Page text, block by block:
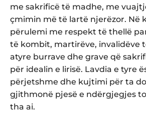
me sakrificë të madhe, me
çmimin më të lartë njerëzor. Në
përulemi me respekt të thellë
të kombit, martirëve, invalidëve
atyre burrave dhe grave që
për idealin e lirisë. Lavdia e tyre
përjetshme dhe kujtimi për ta
gjithmonë pjesë e ndërgjegjes
tha ai.